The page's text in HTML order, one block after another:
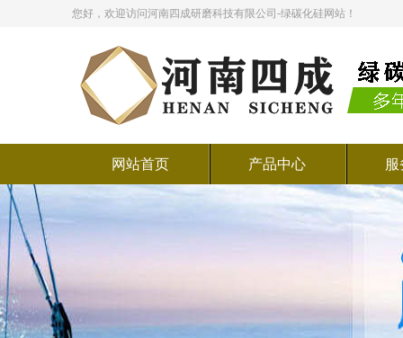
您好，欢迎访问河南四成研磨科技有限公司-绿碳化硅网站！
网站首页 产品中心